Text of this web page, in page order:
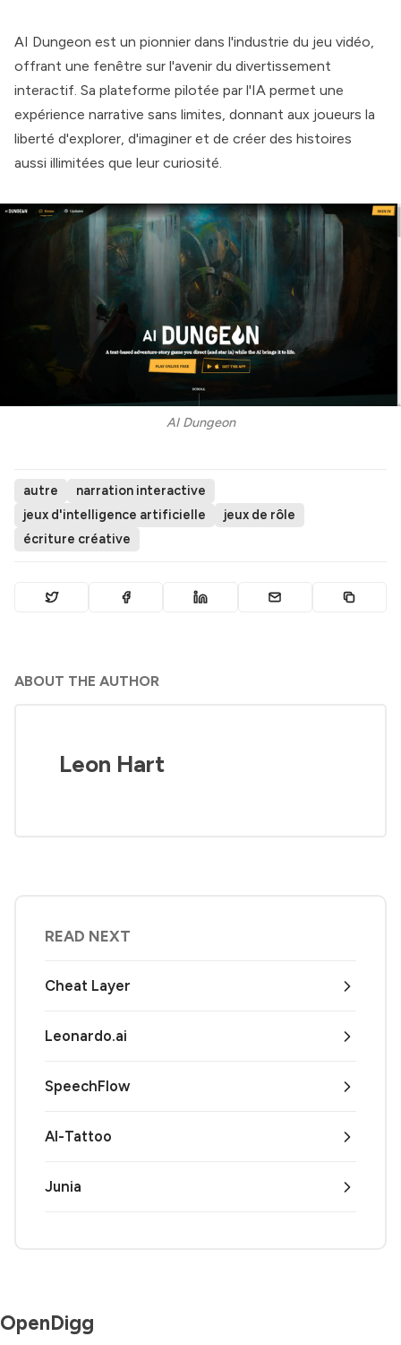
AI Dungeon est un pionnier dans l'industrie du jeu vidéo,
offrant une fenêtre sur l'avenir du divertissement
interactif. Sa plateforme pilotée par l'IA permet une
expérience narrative sans limites, donnant aux joueurs la
liberté d'explorer, d'imaginer et de créer des histoires
aussi illimitées que leur curiosité.
AI Dungeon
autre
narration interactive
jeux d'intelligence artificielle
jeux de rôle
écriture créative
ABOUT THE AUTHOR
Leon Hart
READ NEXT
Cheat Layer
Leonardo.ai
SpeechFlow
AI-Tattoo
Junia
OpenDigg